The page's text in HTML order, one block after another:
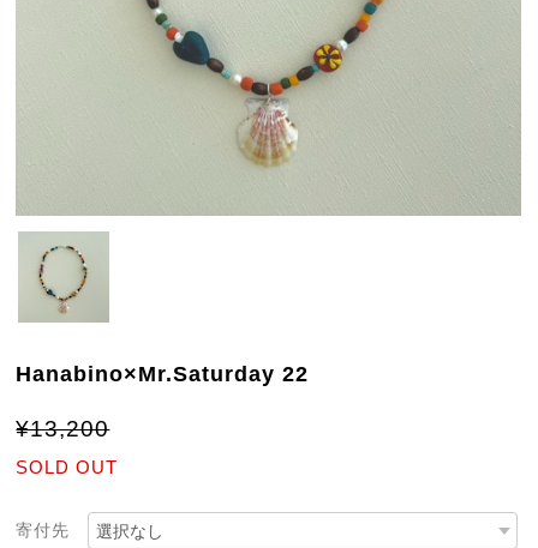
Hanabino×Mr.Saturday 22
¥13,200
SOLD OUT
寄付先